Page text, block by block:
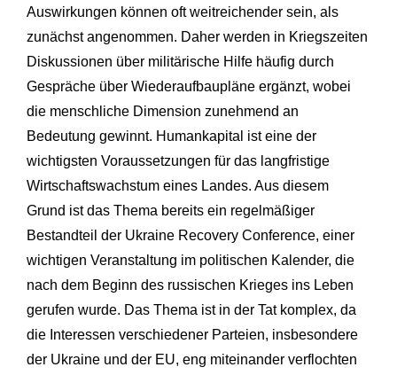
Auswirkungen können oft weitreichender sein, als
zunächst angenommen. Daher werden in Kriegszeiten
Diskussionen über militärische Hilfe häufig durch
Gespräche über Wiederaufbaupläne ergänzt, wobei
die menschliche Dimension zunehmend an
Bedeutung gewinnt. Humankapital ist eine der
wichtigsten Voraussetzungen für das langfristige
Wirtschaftswachstum eines Landes. Aus diesem
Grund ist das Thema bereits ein regelmäßiger
Bestandteil der Ukraine Recovery Conference, einer
wichtigen Veranstaltung im politischen Kalender, die
nach dem Beginn des russischen Krieges ins Leben
gerufen wurde. Das Thema ist in der Tat komplex, da
die Interessen verschiedener Parteien, insbesondere
der Ukraine und der EU, eng miteinander verflochten